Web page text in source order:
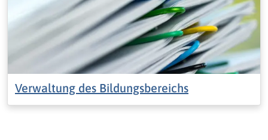
Verwaltung des Bildungsbereichs